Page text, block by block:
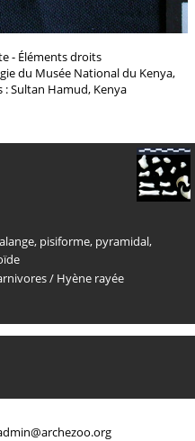
- Éléments droits
du Musée National du Kenya,
: Sultan Hamud, Kenya
, pisiforme, pyramidal,
/ Hyène rayée